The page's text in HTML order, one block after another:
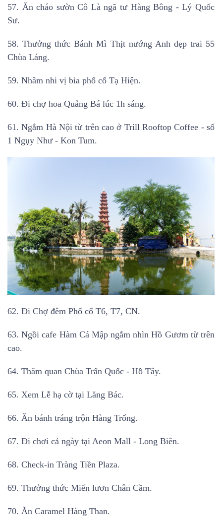
57. Ăn cháo sườn Cô Là ngã tư Hàng Bông - Lý Quốc
Sư.
58. Thưởng thức Bánh Mì Thịt nướng Anh đẹp trai 55
Chùa Láng.
59. Nhâm nhi vị bia phố cổ Tạ Hiện.
60. Đi chợ hoa Quảng Bá lúc 1h sáng.
61. Ngắm Hà Nội từ trên cao ở Trill Rooftop Coffee - số
1 Ngụy Như - Kon Tum.
62. Đi Chợ đêm Phố cổ T6, T7, CN.
63. Ngồi cafe Hàm Cá Mập ngắm nhìn Hồ Gươm từ trên
cao.
64. Thăm quan Chùa Trấn Quốc - Hồ Tây.
65. Xem Lễ hạ cờ tại Lăng Bác.
66. Ăn bánh tráng trộn Hàng Trống.
67. Đi chơi cả ngày tại Aeon Mall - Long Biên.
68. Check-in Tràng Tiền Plaza.
69. Thưởng thức Miến lươn Chân Cầm.
70. Ăn Caramel Hàng Than.